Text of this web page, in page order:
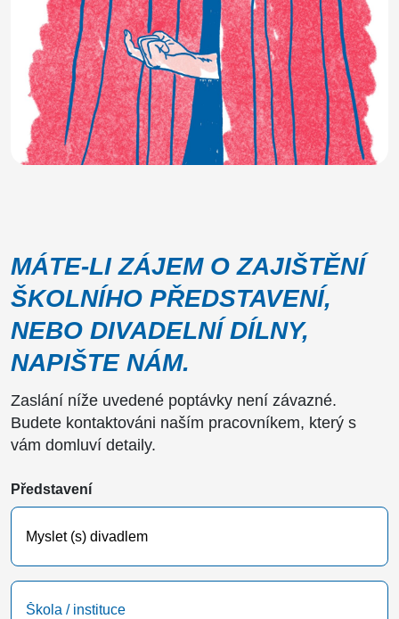
MÁTE-LI ZÁJEM O ZAJIŠTĚNÍ
ŠKOLNÍHO PŘEDSTAVENÍ,
NEBO DIVADELNÍ DÍLNY,
NAPIŠTE NÁM.
Zaslání níže uvedené poptávky není závazné.
Budete kontaktováni naším pracovníkem, který s
vám domluví detaily.
Představení
Škola